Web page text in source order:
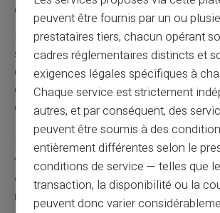
consommateurs
Le soutien d'associations de
spécialisées peuts'avérer précieux.
conseils et assistance dans le
engagent des actions collectives pour
droits des consommateurs.
N'oubliez pas que rester informé des
tendances et techniques utilisées
cybercriminels est votremeilleur
menaces omniprésentes.
peuvent être fournis par un ou
prestataires tiers, chacun opérant
cadres réglementaires distincts et
exigences légales spécifiques à
Chaque service est strictement
autres, et par conséquent, des
peuvent être soumis à des
entièrement différentes selon le
conditions de service — telles que
transaction, la disponibilité ou la
peuvent donc varier